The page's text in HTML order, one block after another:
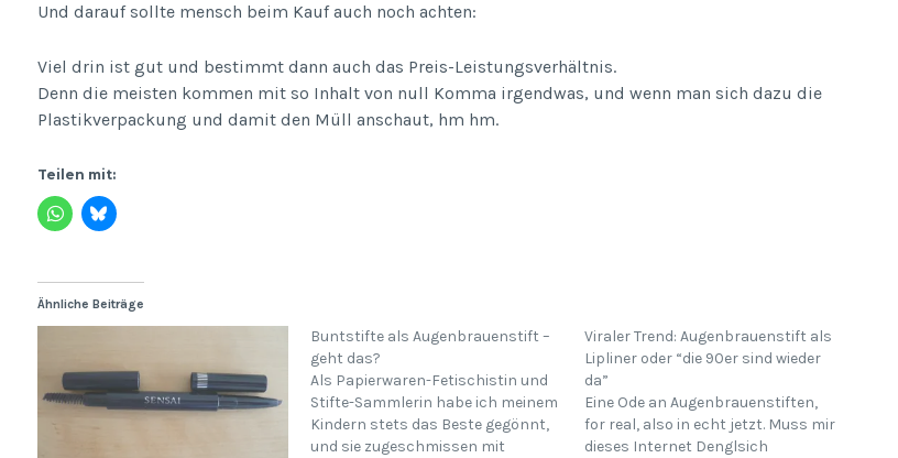
Und darauf sollte mensch beim Kauf auch noch achten:
Viel drin ist gut und bestimmt dann auch das Preis-Leistungsverhältnis.
Denn die meisten kommen mit so Inhalt von null Komma irgendwas, und wenn man sich dazu die
Plastikverpackung und damit den Müll anschaut, hm hm.
Teilen mit:
Ähnliche Beiträge
Buntstifte als Augenbrauenstift –
geht das?
Als Papierwaren-Fetischistin und
Stifte-Sammlerin habe ich meinem
Kindern stets das Beste gegönnt,
und sie zugeschmissen mit
Viraler Trend: Augenbrauenstift als
Lipliner oder “die 90er sind wieder
da”
Eine Ode an Augenbrauenstiften,
for real, also in echt jetzt. Muss mir
dieses Internet Denglsich